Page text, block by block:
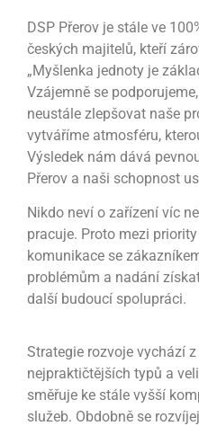
DSP Přerov je stále ve
českých majitelů, kteří
„Myšlenka jednoty je
Vzájemně se
neustále zlepšovat naše
vytváříme atmosféru,
Výsledek nám dává
Přerov a naši schopnost
Nikdo neví o zařízení víc
pracuje. Proto mezi
komunikace se
problémům a nadání
další budoucí spolupráci.
Strategie rozvoje vychází
nejpraktičtějších typů a
směřuje ke stále vyšší
služeb. Obdobně se